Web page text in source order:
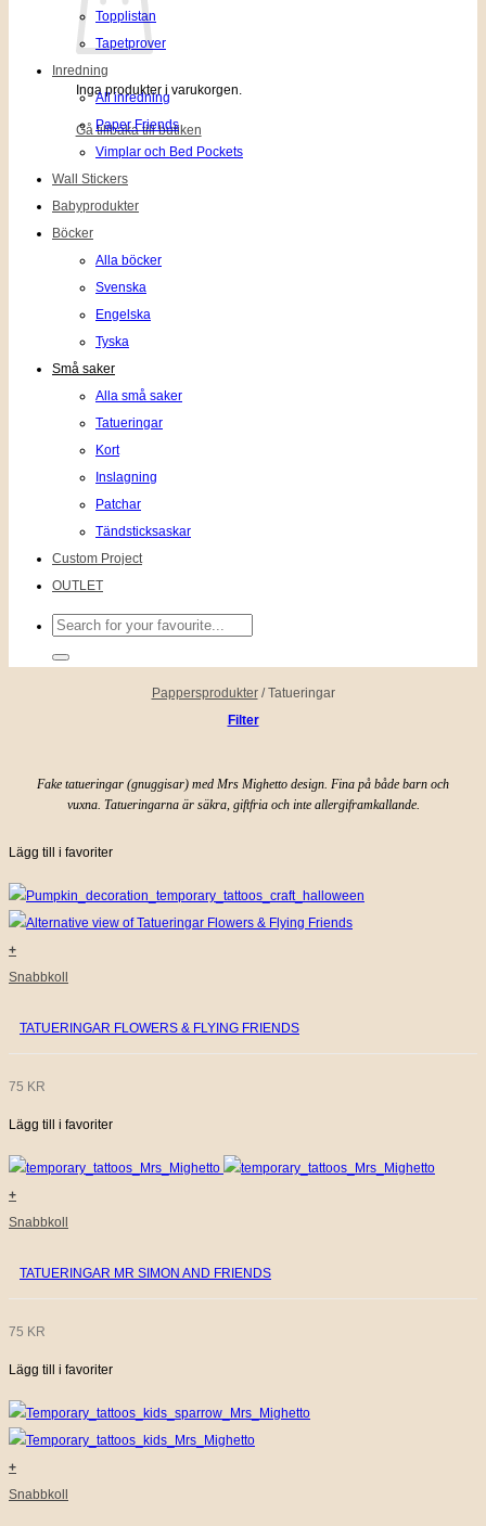
Inga produkter i varukorgen.
Gå tillbaka till butiken
Topplistan
Tapetprover
Inredning
All inredning
Paper Friends
Vimplar och Bed Pockets
Wall Stickers
Babyprodukter
Böcker
Alla böcker
Svenska
Engelska
Tyska
Små saker
Alla små saker
Tatueringar
Kort
Inslagning
Patchar
Tändsticksaskar
Custom Project
OUTLET
Sök
efter:
Pappersprodukter /Tatueringar
Filter
Fake tatueringar (gnuggisar) med Mrs Mighetto design. Fina på både barn och
vuxna. Tatueringarna är säkra, giftfria och inte allergiframkallande.
Lägg till i favoriter
+
Snabbkoll
TATUERINGAR FLOWERS & FLYING FRIENDS
75 KR
Lägg till i favoriter
+
Snabbkoll
TATUERINGAR MR SIMON AND FRIENDS
75 KR
Lägg till i favoriter
+
Snabbkoll